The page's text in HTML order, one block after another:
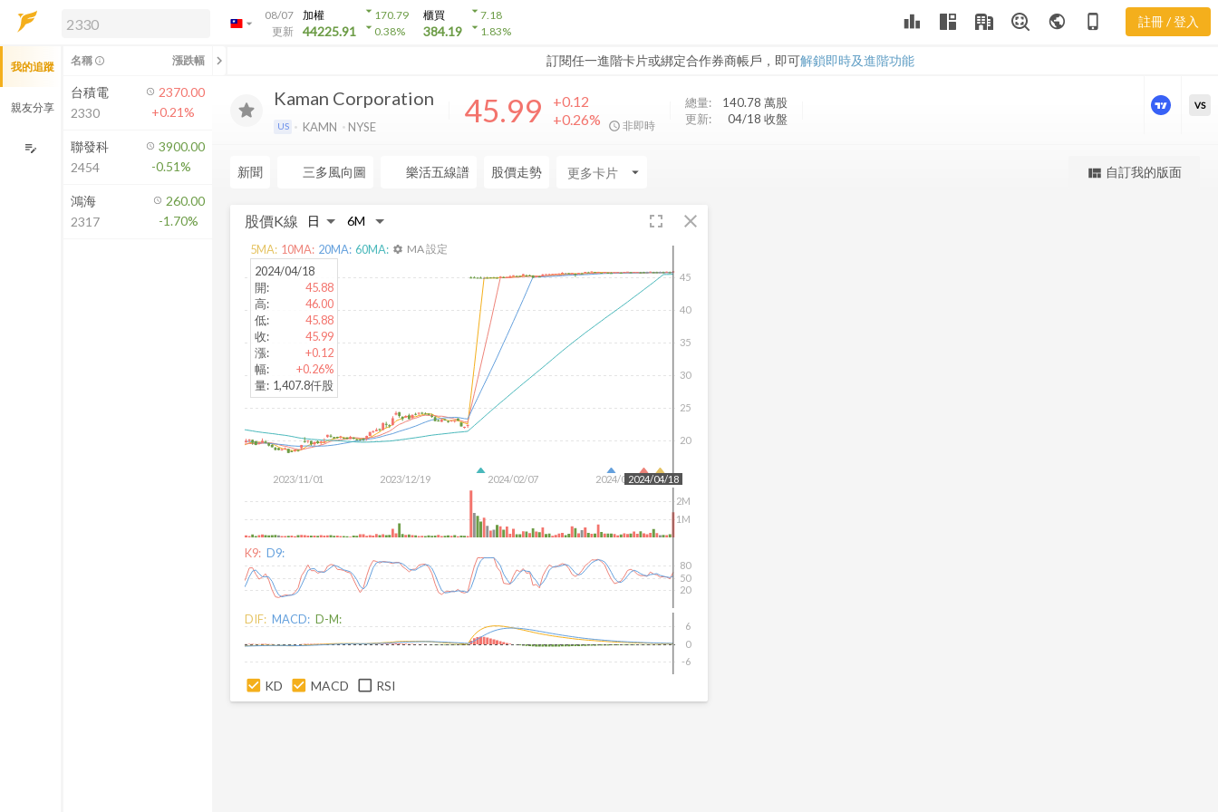
arrow_drop_down
08/07
更新
加權
44225.91
arrow_drop_down170.79
arrow_drop_down0.38%
櫃買
384.19
arrow_drop_down7.18
arrow_drop_down1.83% leaderboard public phone_iphone 註冊 / 登入
訂閱任一進階卡片或綁定合作券商帳戶，即可解鎖即時及進階功能
解鎖即時行情及進階功能
方案」，即可解鎖以下功能：
即時行情
即時市況與排行
成交金額熱力圖
前往方案訂閱
如何綁定合作券商
線
Kaman Corporation
US KAMN NYSE 45.99
+0.12
+0.26%
非即時
總量: 140.78 萬股
更新:
04/18 收盤
更強大的進階價量圖表
VS
新聞 三多風向圖 樂活五線譜 股價走勢 arrow_drop_down view_quilt 自訂我的版面
股價K線 fullscreen close
2023/11/01 2023/12/19 2024/02/07 2024/03/26
20
25
30
35
40
45
2024/04/18
1M
2M
2024/04/18
開:
45.88
高:
46.00
低:
45.88
收:
45.99
漲:
+0.12
幅:
+0.26%
量: 1,407.8仟股
5MA: 10MA: 20MA: 60MA: settings MA 設定
K9: D9:
20
50
80
DIF: MACD: D-M:
-6
0
6
KD MACD RSI
我的追蹤
親友分享
edit_note
名稱 info_outline 漲跌幅 chevron_left
台積電
2330
2370.00
+0.21%
聯發科
2454
3900.00
-0.51%
鴻海
2317
260.00
-1.70%